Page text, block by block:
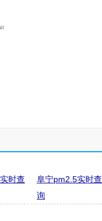
时查
阜宁pm2.5实时查
询